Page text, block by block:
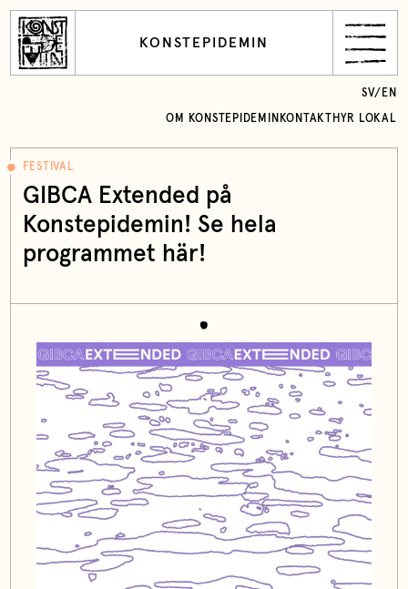
KONSTEPIDEMIN
OM KONSTEPIDEMIN KONTAKT HYR LOKAL
SV/ EN
FESTIVAL
GIBCA Extended på
Konstepidemin! Se hela
programmet här!